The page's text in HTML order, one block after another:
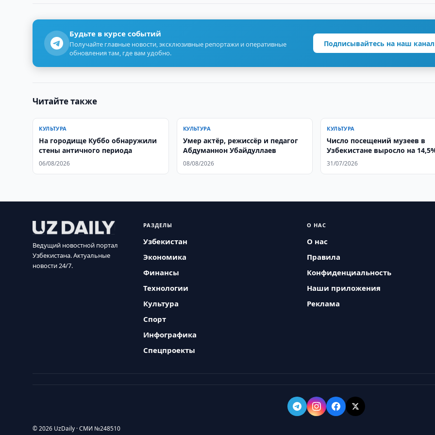
Будьте в курсе событий
Получайте главные новости, эксклюзивные репортажи и оперативные
обновления там, где вам удобно.
Подписывайтесь на наш канал
Читайте также
КУЛЬТУРА
На городище Куббо обнаружили
стены античного периода
06/08/2026
КУЛЬТУРА
Умер актёр, режиссёр и педагог
Абдуманнон Убайдуллаев
08/08/2026
КУЛЬТУРА
Число посещений музеев в
Узбекистане выросло на
2025 году
31/07/2026
Ведущий новостной портал
Узбекистана. Актуальные
новости 24/7.
РАЗДЕЛЫ
Узбекистан
Экономика
Финансы
Технологии
Культура
Спорт
Инфографика
Спецпроекты
О НАС
О нас
Правила
Конфиденциальность
Наши приложения
Реклама
© 2026 UzDaily · СМИ №248510